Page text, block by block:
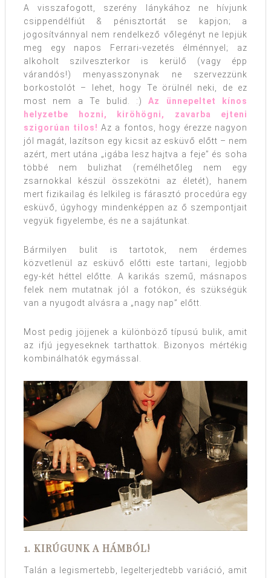
A visszafogott, szerény lánykához ne hívjunk
csippendélfiút & pénisztortát se kapjon; a
jogosítvánnyal nem rendelkező vőlegényt ne lepjük
meg egy napos Ferrari-vezetés élménnyel; az
alkoholt szilveszterkor is kerülő (vagy épp
várandós!) menyasszonynak ne szervezzünk
borkostolót – lehet, hogy Te örülnél neki, de ez
most nem a Te bulid. :)Az ünnepeltet kínos
helyzetbe hozni, kiröhögni, zavarba ejteni
szigorúan tilos! Az a fontos, hogy érezze nagyon
jól magát, lazítson egy kicsit az esküvő előtt – nem
azért, mert utána „igába lesz hajtva a feje” és soha
többé nem bulizhat (remélhetőleg nem egy
zsarnokkal készül összekötni az életét), hanem
mert fizikailag és lelkileg is fárasztó procedúra egy
esküvő, úgyhogy mindenképpen az ő szempontjait
vegyük figyelembe, és ne a sajátunkat.
Bármilyen bulit is tartotok, nem érdemes
közvetlenül az esküvő előtti este tartani, legjobb
egy-két héttel előtte. A karikás szemű, másnapos
felek nem mutatnak jól a fotókon, és szükségük
van a nyugodt alvásra a „nagy nap” előtt.
Most pedig jöjjenek a különböző típusú bulik, amit
az ifjú jegyeseknek tarthattok. Bizonyos mértékig
kombinálhatók egymással.
1. KIRÚGUNK A HÁMBÓL!
Talán a legismertebb, legelterjedtebb variáció, amit